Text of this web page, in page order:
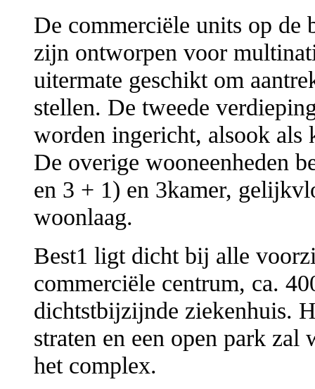
De commerciële units op de
zijn ontworpen voor
uitermate geschikt om
stellen. De tweede
worden ingericht, alsook
De overige wooneenheden
en 3 + 1) en 3kamer,
woonlaag.
Best1 ligt dicht bij alle
commerciële centrum, ca.
dichtstbijzijnde ziekenhuis.
straten en een open park zal
het complex.